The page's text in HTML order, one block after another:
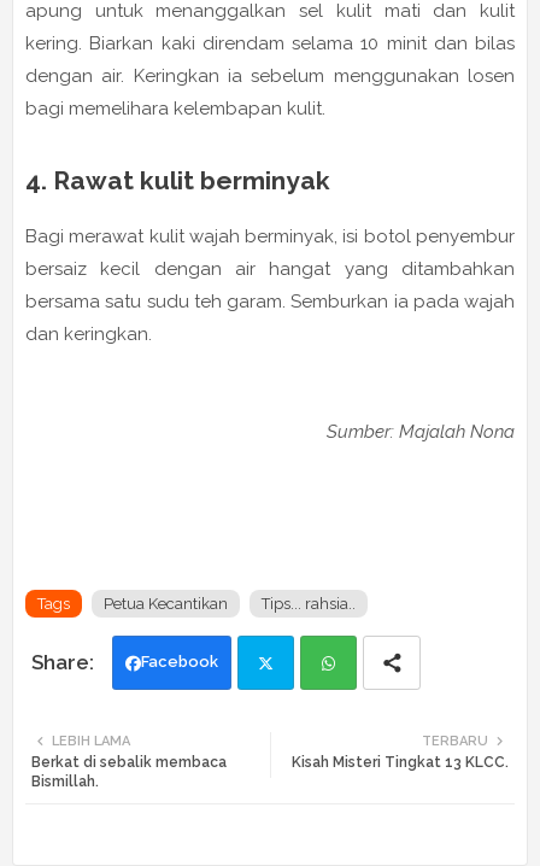
apung untuk menanggalkan sel kulit mati dan kulit
kering. Biarkan kaki direndam selama 10 minit dan bilas
dengan air. Keringkan ia sebelum menggunakan losen
bagi memelihara kelembapan kulit.
4. Rawat kulit berminyak
Bagi merawat kulit wajah berminyak, isi botol penyembur
bersaiz kecil dengan air hangat yang ditambahkan
bersama satu sudu teh garam. Semburkan ia pada wajah
dan keringkan.
Sumber: Majalah Nona
Tags Petua Kecantikan Tips... rahsia..
Facebook
ats
TERBARU
Kisah Misteri Tingkat 13 KLCC.
LEBIH LAMA
Berkat di sebalik membaca
Bismillah.